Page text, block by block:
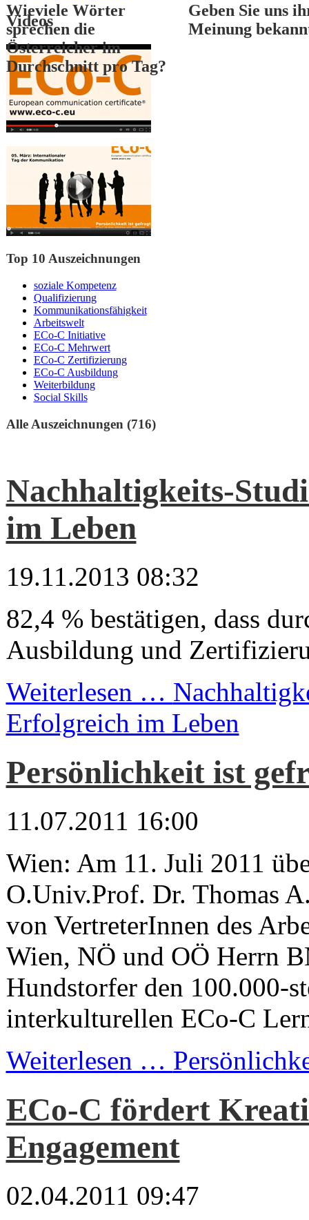
Wieviele Wörter
sprechen die
Österreicher im
Durchschnitt pro Tag?
Geben Sie uns
Meinung
3
Videos
Top 10 Auszeichnungen
soziale Kompetenz
Qualifizierung
Kommunikationsfähigkeit
Arbeitswelt
ECo-C Initiative
ECo-C Mehrwert
ECo-C Zertifizierung
ECo-C Ausbildung
Weiterbildung
Social Skills
Alle Auszeichnungen (716)
Nachhaltigkeits-
im Leben
19.11.2013 08:32
82,4 % bestätigen, dass
Ausbildung und
Weiterlesen …
Erfolgreich im Leben
Persönlichkeit ist
11.07.2011 16:00
Wien: Am 11. Juli 2011
O.Univ.Prof. Dr. Thomas
von VertreterInnen des
Wien, NÖ und OÖ Herrn
Hundstorfer den 100.000-
interkulturellen ECo-C
Weiterlesen …
ECo-C fördert
Engagement
02.04.2011 09:47